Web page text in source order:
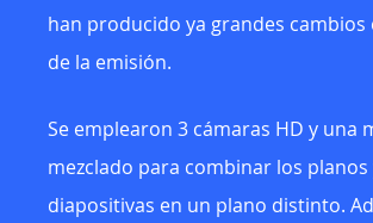
han producido ya grandes cambios
de la emisión.
Se emplearon 3 cámaras HD y una
mezclado para combinar los planos
diapositivas en un plano distinto.